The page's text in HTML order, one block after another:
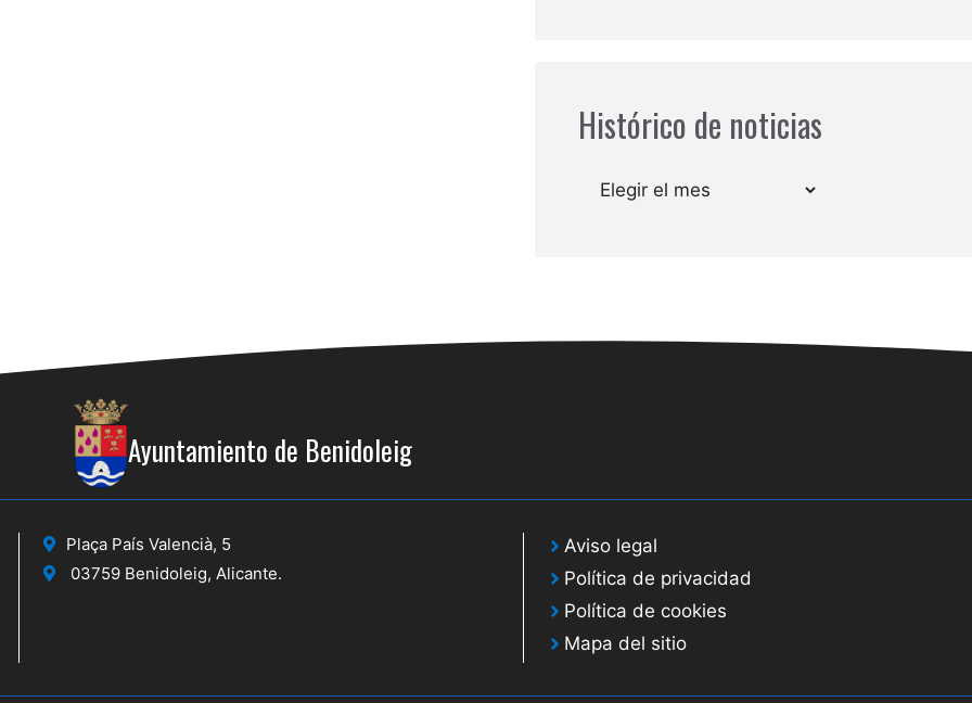
Histórico de noticias
Archivos
Ayuntamiento de Benidoleig
Plaça País Valencià, 5
03759 Benidoleig, Alicante.
Aviso legal
Política de privacidad
Política de cookies
Mapa del sitio